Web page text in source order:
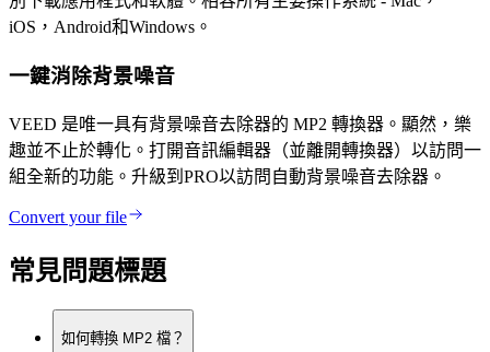
iOS，Android和Windows。
一鍵消除背景噪音
VEED 是唯一具有背景噪音去除器的 MP2 轉換器。顯然，樂
趣並不止於轉化。打開音訊編輯器（並離開轉換器）以訪問一
組全新的功能。升級到PRO以訪問自動背景噪音去除器。
Convert your file
常見問題標題
如何轉換 MP2 檔？